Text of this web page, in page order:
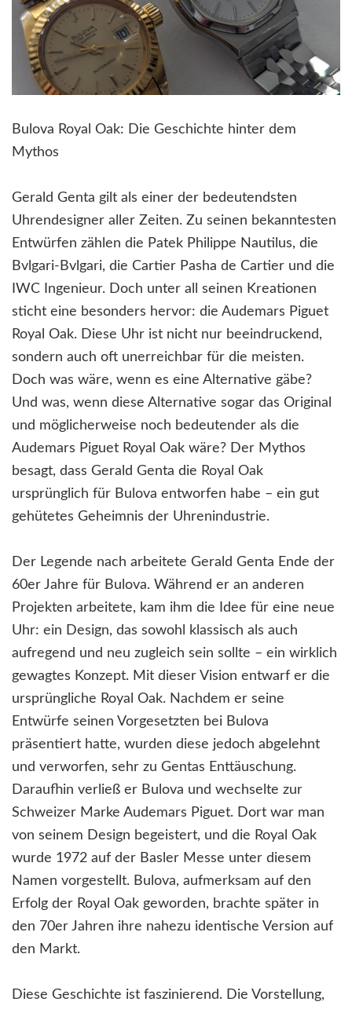
Bulova Royal Oak: Die Geschichte hinter dem
Mythos
Gerald Genta gilt als einer der bedeutendsten
Uhrendesigner aller Zeiten. Zu seinen bekanntesten
Entwürfen zählen die Patek Philippe Nautilus, die
Bvlgari-Bvlgari, die Cartier Pasha de Cartier und die
IWC Ingenieur. Doch unter all seinen Kreationen
sticht eine besonders hervor: die Audemars Piguet
Royal Oak. Diese Uhr ist nicht nur beeindruckend,
sondern auch oft unerreichbar für die meisten.
Doch was wäre, wenn es eine Alternative gäbe?
Und was, wenn diese Alternative sogar das Original
und möglicherweise noch bedeutender als die
Audemars Piguet Royal Oak wäre? Der Mythos
besagt, dass Gerald Genta die Royal Oak
ursprünglich für Bulova entworfen habe – ein gut
gehütetes Geheimnis der Uhrenindustrie.
Der Legende nach arbeitete Gerald Genta Ende der
60er Jahre für Bulova. Während er an anderen
Projekten arbeitete, kam ihm die Idee für eine neue
Uhr: ein Design, das sowohl klassisch als auch
aufregend und neu zugleich sein sollte – ein wirklich
gewagtes Konzept. Mit dieser Vision entwarf er die
ursprüngliche Royal Oak. Nachdem er seine
Entwürfe seinen Vorgesetzten bei Bulova
präsentiert hatte, wurden diese jedoch abgelehnt
und verworfen, sehr zu Gentas Enttäuschung.
Daraufhin verließ er Bulova und wechselte zur
Schweizer Marke Audemars Piguet. Dort war man
von seinem Design begeistert, und die Royal Oak
wurde 1972 auf der Basler Messe unter diesem
Namen vorgestellt. Bulova, aufmerksam auf den
Erfolg der Royal Oak geworden, brachte später in
den 70er Jahren ihre nahezu identische Version auf
den Markt.
Diese Geschichte ist faszinierend. Die Vorstellung,